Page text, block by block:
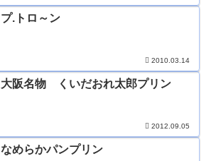
プ.トロ～ン
2010.03.14
大阪名物 くいだおれ太郎プリン
2012.09.05
なめらかパンプリン